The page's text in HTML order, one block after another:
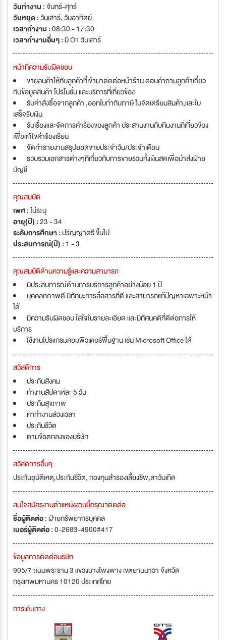
วันทำงาน :จันทร์-ศุกร์
วันหยุด :วันเสาร์,วันอาทิตย์
เวลาทำงาน :08:30 - 17:30
เวลาทำงานอื่นๆ :มี OT วันเสาร์
หน้าที่ความรับผิดชอบ
ขายสินค้าให้กับลูกค้าที่เข้ามาติดต่อหน้าร้าน ตอบคำถามลูกค้าเกี่ยว
กับข้อมูลสินค้า โปรโมชั่น และบริการที่เกี่ยวข้อง
รับคำสั่งซื้อจากลูกค้า ,ออกใบกำกับภาษี ใบจัดเตรียมสินค้า,และใบ
เสร็จรับเงิน
รับเรื่องและจัดการคำร้องของลูกค้า ประสานงานกับทีมงานที่เกี่ยวข้อง
เพื่อแก้ไขคำร้องเรียน
จัดทำรายงานสรุปยอดขายประจำวัน/ประจำเดือน
รวบรวมเอกสารต่างๆที่เกี่ยวกับการขายรวมทั้งเงินสดเพื่อนำส่งฝ่าย
บัญชี
คุณสมบัติ
เพศ :ไม่ระบุ
อายุ(ปี) :23 - 34
ระดับการศึกษา :ปริญญาตรี ขึ้นไป
ประสบการณ์(ปี) : 1 - 3
คุณสมบัติด้านความรู้และความสามารถ
มีประสบการณ์ด้านการบริการลูกค้าอย่างน้อย 1 ปี
บุคคลิกภาพดี มีทักษะการสื่อสารที่ดี และสามารถแก้ปัญหาเฉพาะหน้า
ได้
มีความรับผิดชอบ ใส่ใจในรายละเอียด และมีทัศนคติที่ดีต่อการให้
บริการ
ใช้งานโปรแกรมคอมพิวเตอร์พื้นฐาน เช่น Microsoft Office ได้
สวัสดิการ
ประกันสังคม
ทำงานสัปดาห์ละ 5 วัน
ประกันสุขภาพ
ค่าทำงานล่วงเวลา
ประกันชีวิต
ตามข้อตกลงของบริษัท
สวัสดิการอื่นๆ
ประกันอุบัติเหตุ,ประกันชีวิต, กองทุนสำรองเลี้ยงชีพ,ลาวันเกิด
สนใจสมัครงานตำแหน่งงานนี้กรุณาติดต่อ
ชื่อผู้ติดต่อ :ฝ่ายทรัพยากรบุคคล
เบอร์ผู้ติดต่อ :0-2683-4900#417
ข้อมูลการติดต่อบริษัท
905/7 ถนนพระราม 3 แขวงบางโพงพาง เขตยานนาวา จังหวัด
กรุงเทพมหานคร 10120 ประเทศไทย
การเดินทาง